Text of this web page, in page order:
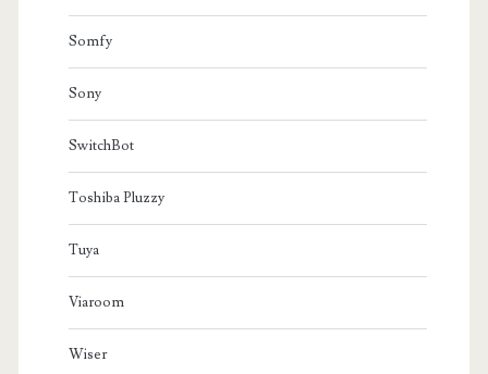
Somfy
Sony
SwitchBot
Toshiba Pluzzy
Tuya
Viaroom
Wiser